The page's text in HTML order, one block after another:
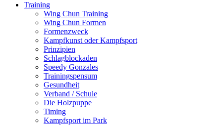
Training
Wing Chun Training
Wing Chun Formen
Formenzweck
Kampfkunst oder Kampfsport
Prinzipien
Schlagblockaden
Speedy Gonzales
Trainingspensum
Gesundheit
Verband / Schule
Die Holzpuppe
Timing
Kampfsport im Park